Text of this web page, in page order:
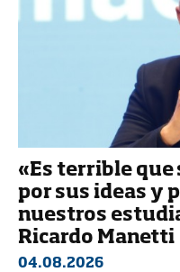
«Es terrible que
por sus ideas y
nuestros
Ricardo Manetti
04.08.2026